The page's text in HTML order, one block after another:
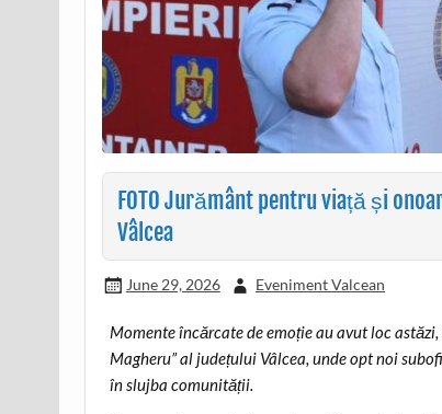
FOTO Jurământ pentru viață și
Vâlcea
June 29, 2026 Eveniment Valcean
Momente încărcate de emoție au avut loc
Magheru” al județului Vâlcea, unde opt noi
în slujba comunității.